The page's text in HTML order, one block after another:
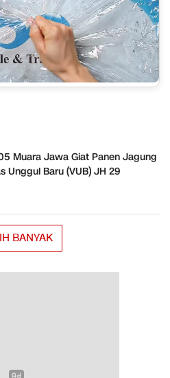
Muara Jawa Giat Panen Jagung
Unggul Baru (VUB) JH 29
BANYAK